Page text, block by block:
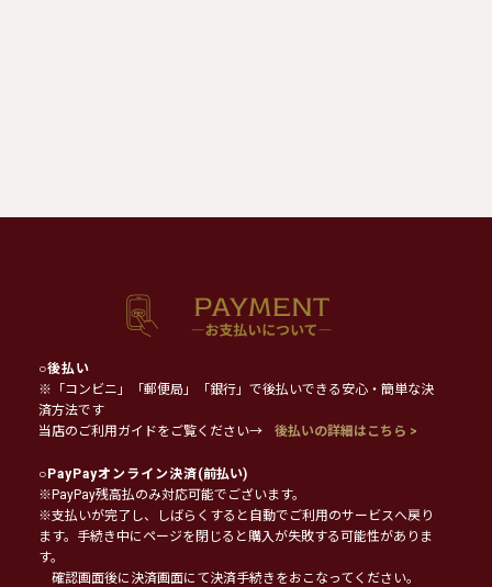
○後払い
※「コンビニ」「郵便局」「銀行」で後払いできる安心・簡単な決
済方法です
当店のご利用ガイドをご覧ください→
後払いの詳細はこちら >
○PayPayオンライン決済(前払い)
※PayPay残高払のみ対応可能でございます。
※支払いが完了し、しばらくすると自動でご利用のサービスへ戻り
ます。手続き中にページを閉じると購入が失敗する可能性がありま
す。
確認画面後に決済画面にて決済手続きをおこなってください。